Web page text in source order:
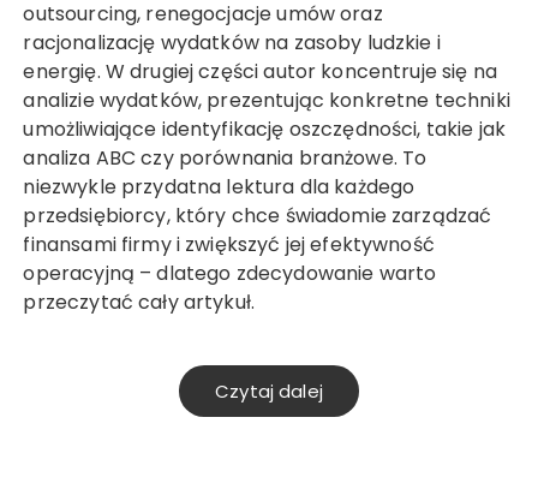
outsourcing, renegocjacje umów oraz
racjonalizację wydatków na zasoby ludzkie i
energię. W drugiej części autor koncentruje się na
analizie wydatków, prezentując konkretne techniki
umożliwiające identyfikację oszczędności, takie jak
analiza ABC czy porównania branżowe. To
niezwykle przydatna lektura dla każdego
przedsiębiorcy, który chce świadomie zarządzać
finansami firmy i zwiększyć jej efektywność
operacyjną – dlatego zdecydowanie warto
przeczytać cały artykuł.
Czytaj dalej